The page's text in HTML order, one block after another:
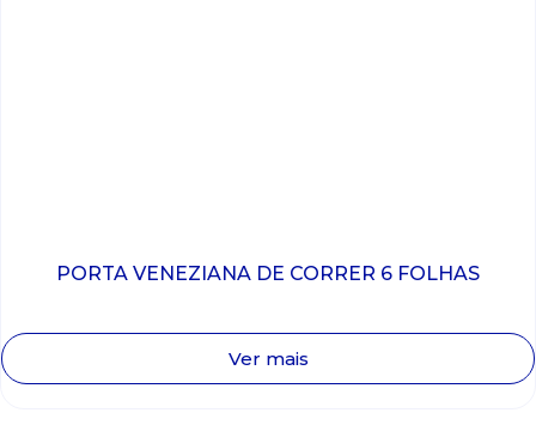
PORTA VENEZIANA DE CORRER 6 FOLHAS
Ver mais